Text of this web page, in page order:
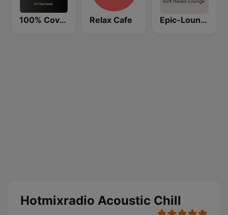
100% Covers Lounge Relax Cafe Epic-Lounge - Soft House Lounge
Hotmixradio Acoustic Chill